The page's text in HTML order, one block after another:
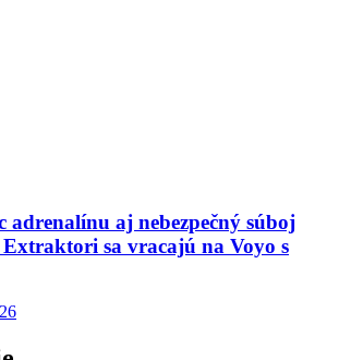
adrenalínu aj nebezpečný súboj
sa vracajú na Voyo s